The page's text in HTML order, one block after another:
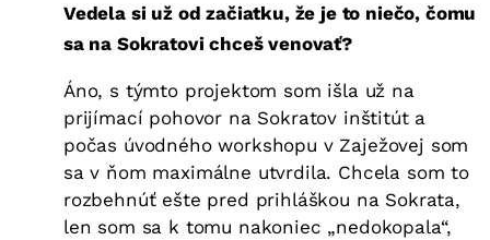
Vedela si už od začiatku, že je to niečo, čomu
sa na Sokratovi chceš venovať?
Áno, s týmto projektom som išla už na
prijímací pohovor na Sokratov inštitút a
počas úvodného workshopu v Zaježovej som
sa v ňom maximálne utvrdila. Chcela som to
rozbehnúť ešte pred prihláškou na Sokrata,
len som sa k tomu nakoniec „nedokopala“,